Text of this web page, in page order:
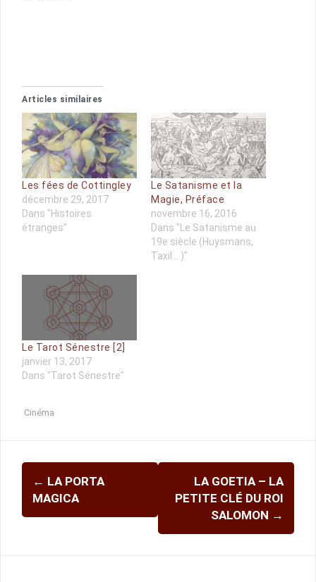
Articles similaires
Les fées de Cottingley
décembre 29, 2017
Dans "Histoires
étranges"
Le Satanisme et la
Magie, Préface
novembre 16, 2016
Dans "Le Satanisme au
19e siècle (Huysmans,
Taxil... )"
Le Tarot Sénestre [2]
janvier 13, 2017
Dans "Tarot Sénestre"
Cinéma
Navigation
d'article
← LA PORTA
MAGICA
LA GOETIA – LA
PETITE CLÉ DU ROI
SALOMON →